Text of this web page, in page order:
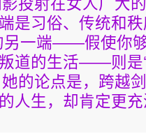
投射在女人广大
是习俗、传统和
另一端——假使你
道的生活——则是
她的论点是，跨越
人生，却肯定更